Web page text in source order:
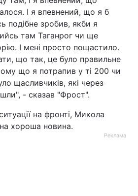
І я впевнений, що я б
подібне зробив, якби я
там Таганрог чи ще
І мені просто пощастило.
що так, це було правильне
що я потрапив у ті 200 чи
щасливчиків, які через
- сказав "Фрост".
на фронті, Микола
хороша новина.
Реклама